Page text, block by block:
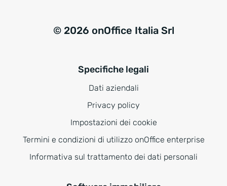
© 2026 onOffice Italia Srl
Specifiche legali
Dati aziendali
Privacy policy
Impostazioni dei cookie
Termini e condizioni di utilizzo onOffice enterprise
Informativa sul trattamento dei dati personali